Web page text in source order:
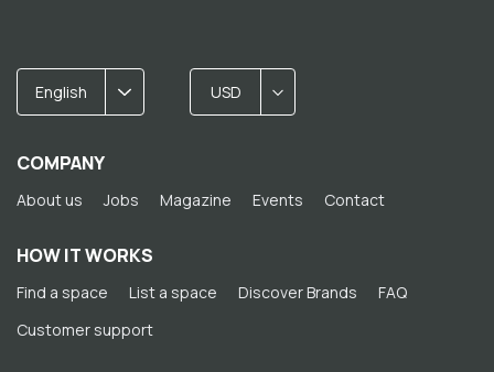
English USD
COMPANY
About us Jobs Magazine Events Contact
HOW IT WORKS
Find a space List a space Discover Brands
FAQ
Customer support